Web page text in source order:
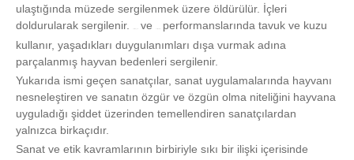
ulaştığında müzede sergilenmek üzere öldürülür. İçleri
doldurularak sergilenir.
ve
performanslarında tavuk ve kuzu
kullanır, yaşadıkları duygulanımları dışa vurmak adına
parçalanmış hayvan bedenleri sergilenir.
Yukarıda ismi geçen sanatçılar, sanat uygulamalarında hayvanı
nesneleştiren ve sanatın özgür ve özgün olma niteliğini hayvana
uyguladığı şiddet üzerinden temellendiren sanatçılardan
yalnızca birkaçıdır.
Sanat ve etik kavramlarının birbiriyle sıkı bir ilişki içerisinde